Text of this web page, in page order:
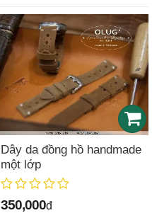
Dây da đồng hồ handmade
một lớp
350,000đ